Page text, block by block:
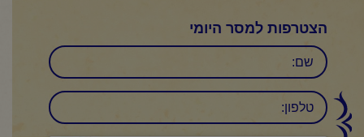
הצטרפות למסר היומי
שם
טלפון: